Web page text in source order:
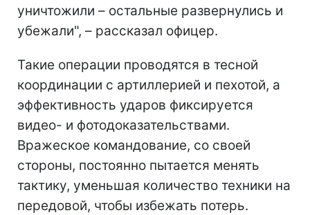
уничтожили – остальные развернулись и
убежали", – рассказал офицер.
Такие операции проводятся в тесной
координации с артиллерией и пехотой, а
эффективность ударов фиксируется
видео- и фотодоказательствами.
Вражеское командование, со своей
стороны, постоянно пытается менять
тактику, уменьшая количество техники на
передовой, чтобы избежать потерь.